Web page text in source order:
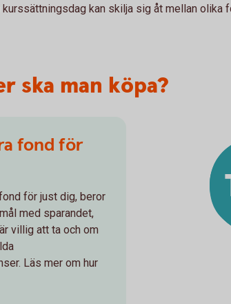
kurssättningsdag kan skilja sig åt mellan olika
ska man köpa?
fond för
för just dig, beror
med sparandet,
villig att ta och om
Läs mer om hur